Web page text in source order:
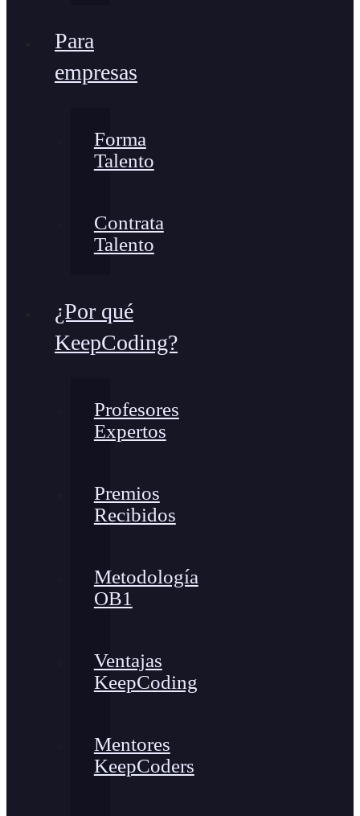
Para
empresas
Forma
Talento
Contrata
Talento
¿Por qué
KeepCoding?
Profesores
Expertos
Premios
Recibidos
Metodología
OB1
Ventajas
KeepCoding
Mentores
KeepCoders